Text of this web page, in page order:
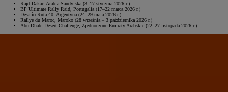
Rajd Dakar, Arabia Saudyjska (3–17 stycznia 2026 r.)
BP Ultimate Rally Raid, Portugalia (17–22 marca 2026 r.)
Desafío Ruta 40, Argentyna (24–29 maja 2026 r.)
Rallye du Maroc, Maroko (28 września – 3 października 2026 r.)
Abu Dhabi Desert Challenge, Zjednoczone Emiraty Arabskie (22–27 listopada 2026 r.)